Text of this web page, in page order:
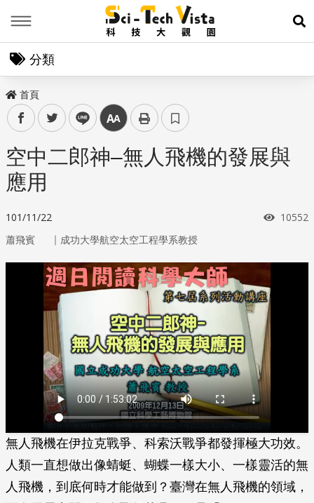
展
分類
首頁
facebooktwitter line 中
空中二郎神–無人飛機的發展與
應用
101/11/22 瀏覽次
10552
蕭飛賓 ｜ 成功大學航空太空工程學系教授
無人飛機在伊拉克戰爭、科索沃戰爭都發揮極大功效。
人類一直想做出像蜻蜓、蝴蝶一樣大小、一樣靈活的無
人飛機，到底何時才能做到？臺灣在無人飛機的領域，